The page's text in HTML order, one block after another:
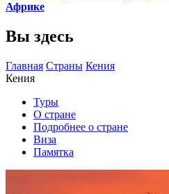
Африке
Вы здесь
Главная Страны Кения
Кения
Туры
О стране
Подробнее о стране
Виза
Памятка